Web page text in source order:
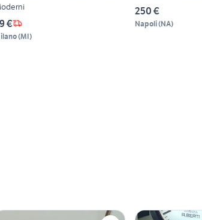
€
(MI)
250 €
Napoli(NA)